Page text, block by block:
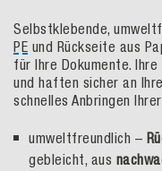
Selbstklebende,
PE und Rückseite aus
für Ihre Dokumente.
und haften sicher an
schnelles Anbringen
umweltfreundlich –
gebleicht, aus